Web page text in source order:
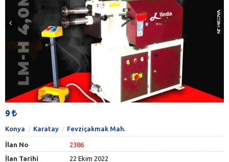
9
Konya Karatay Fevziçakmak Mah.
İlan No
2386
İlan Tarihi
22 Ekim 2022